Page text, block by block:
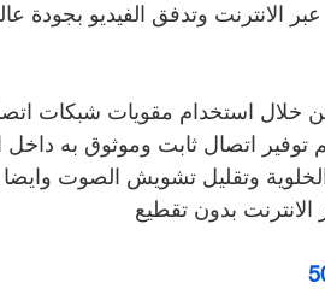
الانترنت وتدفق الفيديو بجودة
خلال استخدام مقويات شبكات
اتصال ثابت وموثوق به داخل
وتقليل تشويش الصوت
بدون تقطيع